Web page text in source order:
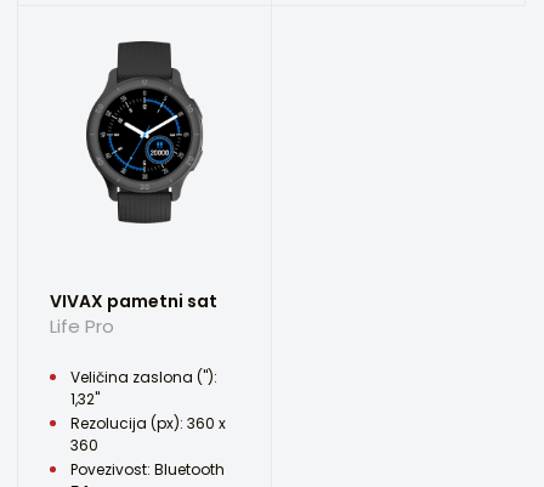
VIVAX pametni sat
Life Pro
Veličina zaslona ("):
1,32"
Rezolucija (px): 360 x
360
Povezivost: Bluetooth